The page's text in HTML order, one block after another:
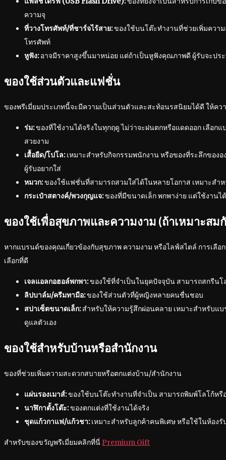
ความจุ
ที่วางโทรศัพท์/ที่ชาร์จไร้สาย:ของใช้บนโต๊ะทำงานที่ช่วยเพิ่มควา
โทรศัพท์
หูฟัง:อาจมีราคาสูงขึ้นมาหน่อย แต่ถ้าเป็นหูฟังคุณภาพดี ผู้รับจะประ
ของใช้ส่วนตัวและแฟชั่น
ของพรีเมี่ยมประเภทนี้จะมีความเป็นส่วนตัวและสะท้อนรสนิยมได้ดี ให้คว
ร่ม:ของที่ใช้งานได้จริงในทุกฤดู ไม่ว่าจะฝนตกหรือแดดออก เลือก
สวยงาม
เสื้อยืด/โปโล:เหมาะสำหรับกิจกรรมพนักงาน หรือของที่ระลึกของอ
ผู้รับอยากใส่
หมวก:ของใช้แฟชั่นที่สามารถสวมใส่ได้ในหลายโอกาส เหมาะสำห
กระเป๋าสตางค์/พวงกุญแจ:ของที่มีขนาดเล็ก พกพาง่าย แต่ใช้งานไ
ของใช้เพื่อสุขภาพและความงาม (ถ้าเหมาะสม
หากแบรนด์ของคุณเกี่ยวข้องกับสุขภาพ ความงาม หรือไลฟ์สไตล์ การเลือ
เลือกที่ดี
เจลแอลกอฮอล์พกพา:ของใช้ที่จำเป็นในยุคปัจจุบัน สามารถสกรีนโ
ลิปบาล์ม/ครีมทามือ:ของใช้ส่วนตัวที่ผู้หญิงหลายคนชื่นชอบ
สปาเซ็ตขนาดเล็ก:สำหรับให้ความรู้สึกผ่อนคลาย เหมาะสำหรับแ
ดูแลตัวเอง
ของใช้สำหรับบ้านหรือสำนักงาน
ของที่ช่วยเพิ่มความสะดวกสบายหรือตกแต่งบ้าน/สำนักงาน
แผ่นรองเมาส์:ของใช้บนโต๊ะทำงานที่จำเป็น สามารถพิมพ์โลโก้หรื
นาฬิกาตั้งโต๊ะ:ของตกแต่งที่ใช้งานได้จริง
ชุดแก้วกาแฟ/แก้วชา:เหมาะสำหรับลูกค้าคนพิเศษ หรือใช้ในห้องรั
สำหรับของขวัญพรีเมี่ยมคลิกที่นี่ Premium Gift